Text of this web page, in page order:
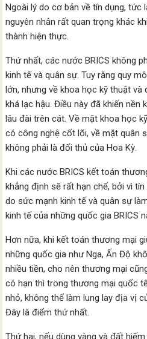
Ngoài lý do cơ bản về tín dụng, tức
nguyên nhân rất quan trọng khác
thành hiện thực.
Thứ nhất, các nước BRICS không
kinh tế và quân sự. Tuy rằng quy
lớn, nhưng về khoa học kỹ thuật và
khá lạc hậu. Điều này đã khiến nền
lâu đài trên cát. Về mặt khoa học
có công nghệ cốt lõi, về mặt quân
không phải là đối thủ của Hoa Kỳ.
Khi các nước BRICS kết toán
khẳng định sẽ rất hạn chế, bởi vì
do sức mạnh kinh tế và quân sự
kinh tế của những quốc gia BRICS
Hơn nữa, khi kết toán thương mại
những quốc gia như Nga, Ấn Độ
nhiều tiền, cho nên thương mại
có hạn thì trong thương mại quốc
nhỏ, không thể làm lung lay địa vị
Đây là điểm thứ nhất.
Thứ hai, nếu dùng vàng và đất